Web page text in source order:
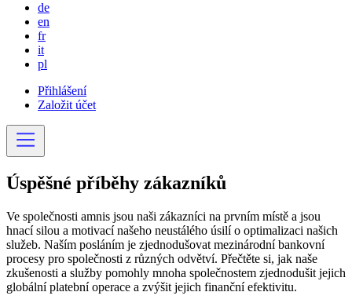
de
en
fr
it
pl
Přihlášení
Založit účet
Úspěšné příběhy zákazníků
Ve společnosti amnis jsou naši zákazníci na prvním místě a jsou
hnací silou a motivací našeho neustálého úsilí o optimalizaci našich
služeb. Naším posláním je zjednodušovat mezinárodní bankovní
procesy pro společnosti z různých odvětví. Přečtěte si, jak naše
zkušenosti a služby pomohly mnoha společnostem zjednodušit jejich
globální platební operace a zvýšit jejich finanční efektivitu.